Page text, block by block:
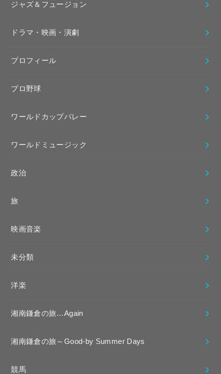
ジャズ＆フュージョン
ドラマ・映画・演劇
プロフィール
プロ野球
ワールドカップバレー
ワールドミュージック
政治
旅
映画音楽
未分類
洋楽
湘南鎌倉の旅…Again
湘南鎌倉の旅～Good-by Summer Days
競馬